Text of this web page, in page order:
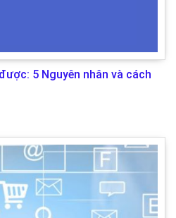
5 Nguyên nhân và cách